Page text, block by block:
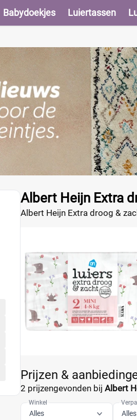
Babydoekjes Luiertassen
Albert Heijn Extra
Albert Heijn Extra droog &
technologie in de kern.
Prijzen &
2 prijzengevonden bij Albert
Winkel
Alles Alles